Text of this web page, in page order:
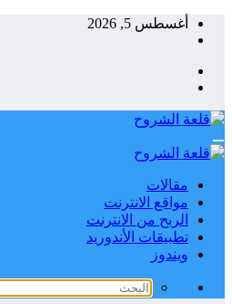
التجاوزأغسطس 5, 2026
مقالات
مواقع الانترنت
الربح من الانترنت
تطبيقات الأندوريد
ويندوز